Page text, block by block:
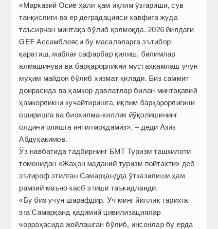
«Марказий Осиё ҳали ҳам иқлим ўзгариши, сув
танқислиги ва ер деградацияси хавфига жуда
таъсирчан минтақа бўлиб қолмоқда. 2026 йилдаги
GEF Ассамблеяси бу масалаларга эътибор
қаратиш, маблағ сафарбар қилиш, билимлар
алмашинуви ва барқарорликни мустаҳкамлаш учун
муҳим майдон бўлиб хизмат қилади. Биз саммит
доирасида ва ҳамкор давлатлар билан минтақавий
ҳамкорликни кучайтиришга, иқлим барқарорлигини
оширишга ва биохилма-хиллик йўқолишининг
олдини олишга интилмоқдамиз», – деди Азиз
Абдуҳакимов.
Ўз навбатида тадбирнинг БМТ Туризм ташкилоти
томонидан «Жаҳон маданий туризм пойтахти» деб
эътироф этилган Самарқандда ўтказилиши ҳам
рамзий маъно касб этиши таъкидланди.
«Бу биз учун шарафдир. Уч минг йиллик тарихга
эга Самарқанд қадимий цивилизациялар
чорраҳасида жойлашган бўлиб, инсонлар бу ерда